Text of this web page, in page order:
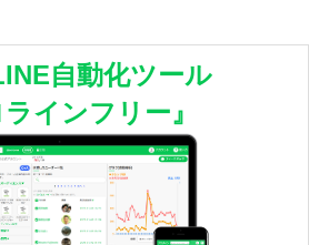
自動化ツール
ラインフリー』